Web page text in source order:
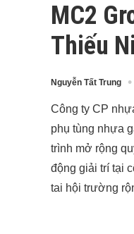
MC2
Thiếu
Nguyễn Tất Trung
Công ty CP
phụ tùng nhựa
trình mở rộng
động giải trí tại
tai hội trường